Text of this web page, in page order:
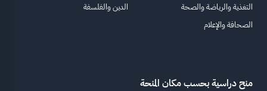
التغذية والرياضة والصحة
الصحافة والإعلام
الدين والفلسفة
منح دراسية بحسب مكان المنحة